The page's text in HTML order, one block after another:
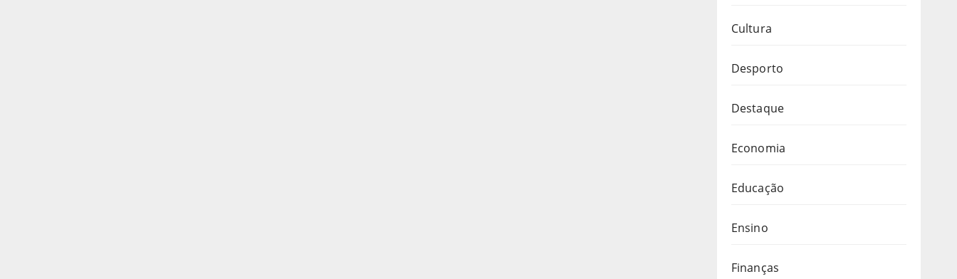
Cultura
Desporto
Destaque
Economia
Educação
Ensino
Finanças